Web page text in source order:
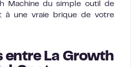
Machine du simple outil de
à une vraie brique de votre
entre La Growth